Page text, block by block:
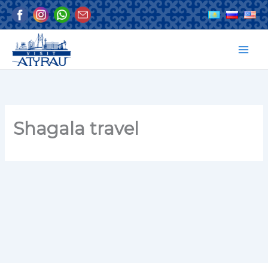
Перейти
к
содержимому
Shagala travel